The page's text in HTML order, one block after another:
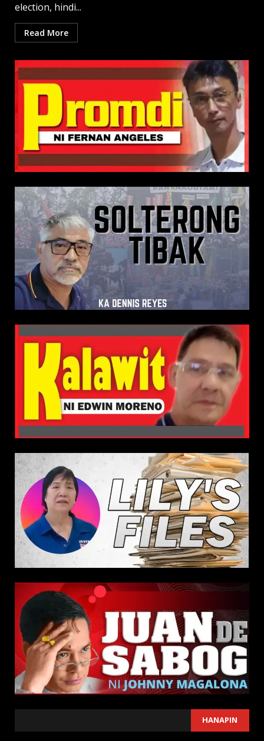
election, hindi...
Read More
HANAPIN